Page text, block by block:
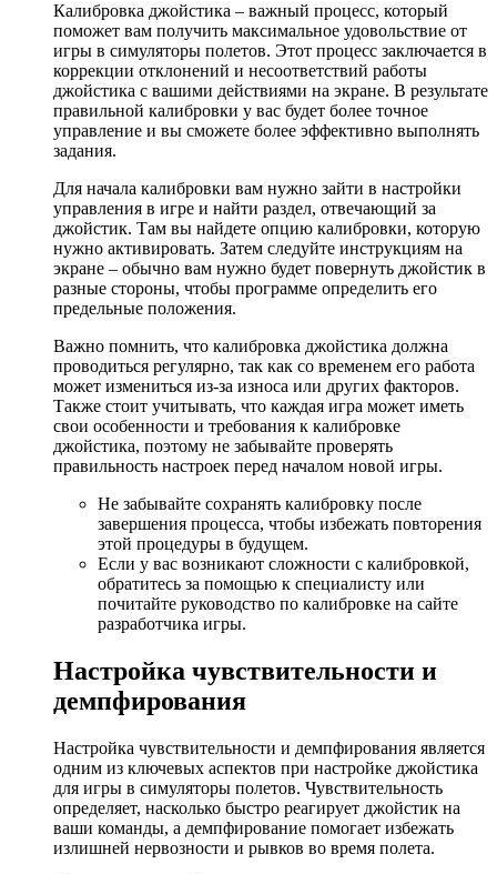
Калибровка джойстика – важный процесс, который
поможет вам получить максимальное удовольствие от
игры в симуляторы полетов. Этот процесс заключается в
коррекции отклонений и несоответствий работы
джойстика с вашими действиями на экране. В результате
правильной калибровки у вас будет более точное
управление и вы сможете более эффективно выполнять
задания.
Для начала калибровки вам нужно зайти в настройки
управления в игре и найти раздел, отвечающий за
джойстик. Там вы найдете опцию калибровки, которую
нужно активировать. Затем следуйте инструкциям на
экране – обычно вам нужно будет повернуть джойстик в
разные стороны, чтобы программе определить его
предельные положения.
Важно помнить, что калибровка джойстика должна
проводиться регулярно, так как со временем его работа
может измениться из-за износа или других факторов.
Также стоит учитывать, что каждая игра может иметь
свои особенности и требования к калибровке
джойстика, поэтому не забывайте проверять
правильность настроек перед началом новой игры.
Не забывайте сохранять калибровку после
завершения процесса, чтобы избежать повторения
этой процедуры в будущем.
Если у вас возникают сложности с калибровкой,
обратитесь за помощью к специалисту или
почитайте руководство по калибровке на сайте
разработчика игры.
Настройка чувствительности и
демпфирования
Настройка чувствительности и демпфирования является
одним из ключевых аспектов при настройке джойстика
для игры в симуляторы полетов. Чувствительность
определяет, насколько быстро реагирует джойстик на
ваши команды, а демпфирование помогает избежать
излишней нервозности и рывков во время полета.